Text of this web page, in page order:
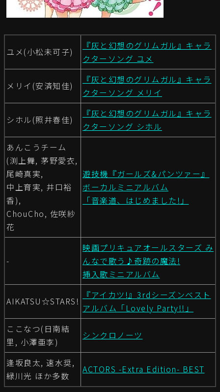
ユメ(小松未可子)
『灰と幻想のグリムガル』キャラ
クターソング ユメ
メリイ(安済知佳)
『灰と幻想のグリムガル』キャラ
クターソング メリイ
シホル(照井春佳)
『灰と幻想のグリムガル』キャラ
クターソング シホル
あんこうチーム
(渕上舞, 茅野愛衣,
尾崎真実,
中上育実, 井口裕
香),
ChouCho, 佐咲紗
花
遊技機『ガールズ&パンツァー』
ボーカルミニアルバム
「音楽道、はじめました!」
-
映画プリキュアオールスターズ み
んなで歌う♪奇跡の魔法!
挿入歌ミニアルバム
AIKATSU☆STARS!
『アイカツ!』3rdシーズンベスト
アルバム「Lovely Party!!」
ここなつ(日南結
里, 小澤亜李)
シンクロノーツ
逢坂良太, 速水奨,
緑川光 ほか多数
ACTORS -Extra Edition- BEST